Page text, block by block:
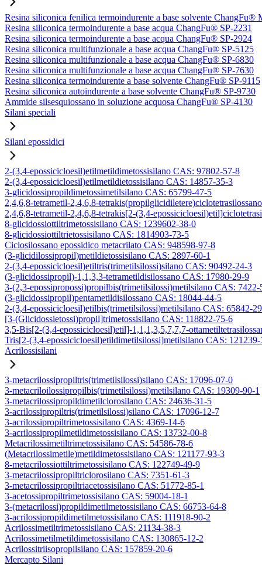
Resina siliconica fenilica termoindurente a base solvente ChangFu®
Resina siliconica termoindurente a base acqua ChangFu® SP-2231
Resina siliconica termoindurente a base acqua ChangFu® SP-2924
Resina siliconica multifunzionale a base acqua ChangFu® SP-5125
Resina siliconica multifunzionale a base acqua ChangFu® SP-6830
Resina siliconica multifunzionale a base acqua ChangFu® SP-7630
Resina siliconica termoindurente a base solvente ChangFu® SP-9115
Resina siliconica autoindurente a base solvente ChangFu® SP-9730
Ammide silsesquiossano in soluzione acquosa ChangFu® SP-4130
Silani speciali
Silani epossidici
2-(3,4-epossicicloesil)etilmetildimetossisilano CAS: 97802-57-8
2-(3,4-epossicicloesil)etilmetildietossisilano CAS: 14857-35-3
3-glicidossipropildimetossimetilsilano CAS: 65799-47-5
2,4,6,8-tetrametil-2,4,6,8-
2,4,6,8-tetrametil-2,4,6,8-tetrakis[2-(3,4-
8-glicidossiottiltrimetossisilano CAS: 1239602-38-0
8-glicidossiottiltrietossisilano CAS: 1814903-73-5
Ciclosilossano epossidico metacrilato CAS: 948598-97-8
(3-glicidilossipropil)metildietossisilano CAS: 2897-60-1
2-(3,4-epossicicloesil)etiltris(trimetilsilossi)silano CAS: 90492-24-3
(3-glicidossipropil)-1,1,3,3-tetrametildisilossano CAS: 17980-29-9
3-(2,3-epossipropossi)propilbis(trimetilsilossi)metilsilano CAS: 7422-
(3-glicidossipropil)pentametildisilossano CAS: 18044-44-5
2-(3,4-epossicicloesil)etilbis(trimetilsilossi)metilsilano CAS: 65842-
[3-(Glicidossietossi)propil]trimetossisilano CAS: 118822-75-6
3,5-Bis[2-(3,4-epossicicloesil)etil]-1,1,1,3,5,7,7,7-
Tris[2-(3,4-epossicicloesil)etildimetilsilossi]metilsilano CAS: 121239-
Acrilossisilani
3-metacrilossipropiltris(trimetilsilossi)silano CAS: 17096-07-0
3-metacriloilossipropilbis(trimetilsilossi)metilsilano CAS: 19309-90-1
3-metacrilossipropildimetilclorosilano CAS: 24636-31-5
3-acrilossipropiltris(trimetilsilossi)silano CAS: 17096-12-7
3-acrilossipropiltrimetossisilano CAS: 4369-14-6
3-acrilossipropilmetildimetossisilano CAS: 13732-00-8
Metacrilossimetiltrimetossisilano CAS: 54586-78-6
(Metacrilossimetile)metildimetossisilano CAS: 121177-93-3
8-metacrilossiottiltrimetossisilano CAS: 122749-49-9
3-metacrilossipropiltriclorosilano CAS: 7351-61-3
3-metacrilossipropiltriacetossisilano CAS: 51772-85-1
3-acetossipropiltrimetossisilano CAS: 59004-18-1
3-(metacrilossi)propildimetilmetossisilano CAS: 66753-64-8
3-acrilossipropildimetilmetossisilano CAS: 111918-90-2
Acrilossimetiltrimetossisilano CAS: 21134-38-3
Acrilossimetilmetildimetossisilano CAS: 130865-12-2
Acrilossitriisopropilsilano CAS: 157859-20-6
Mercapto Silani